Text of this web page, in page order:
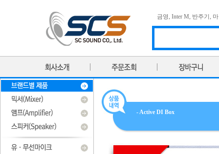
금영, Inter M, 반주기 ,
- Active DI Box